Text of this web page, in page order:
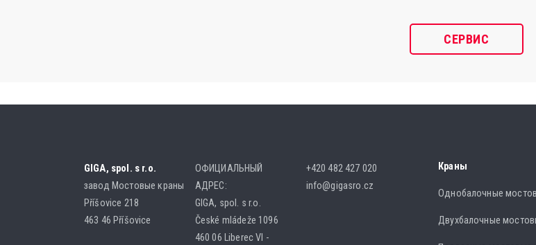
СЕРВИС
GIGA, spol. s r.o.
завод Мостовые краны
Příšovice 218
463 46 Příšovice
ОФИЦИАЛЬНЫЙ
АДРЕС:
GIGA, spol. s r.o.
České mládeže 1096
460 06 Liberec VI -
+420 482 427 020
info@gigasro.cz
Краны
Однобалочные
Двухбалочные